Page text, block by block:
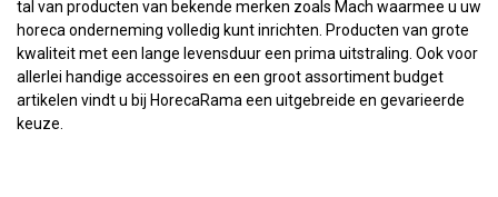
tal van producten van bekende merken zoals Mach waarmee u uw
horeca onderneming volledig kunt inrichten. Producten van grote
kwaliteit met een lange levensduur een prima uitstraling. Ook voor
allerlei handige accessoires en een groot assortiment budget
artikelen vindt u bij HorecaRama een uitgebreide en gevarieerde
keuze.